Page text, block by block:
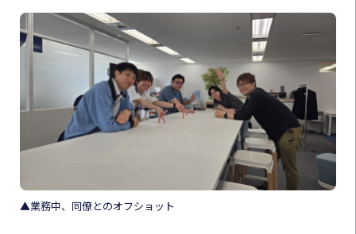
▲業務中、同僚とのオフショット